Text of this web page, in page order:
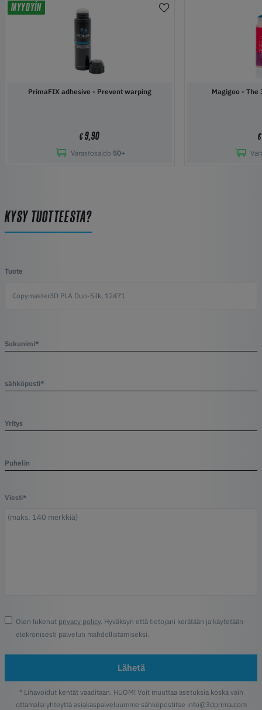
MYYDYIN
PrimaFIX adhesive - Prevent warping
€9,90
Varastosaldo 50+
€
KYSY TUOTTEESTA?
Tuote
Sukunimi*
sähköposti*
Yritys
Puhelin
Viesti*
Olen lukenut privacy policy. Hyväksyn että tietojani kerätään ja käytetään
elekronisesti palvelun mahdollistamiseksi.
Lähetä
* Lihavoidut kentät vaaditaan. HUOM! Voit muuttaa asetuksia koska vain
ottamalla yhteyttä asiakaspalveluumme sähköpostitse info@3dprima.com